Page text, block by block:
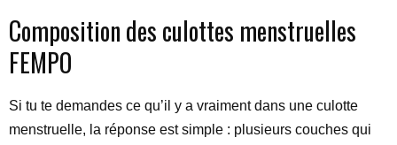
Composition des culottes menstruelles
FEMPO
Si tu te demandes ce qu’il y a vraiment dans une culotte
menstruelle, la réponse est simple : plusieurs couches qui